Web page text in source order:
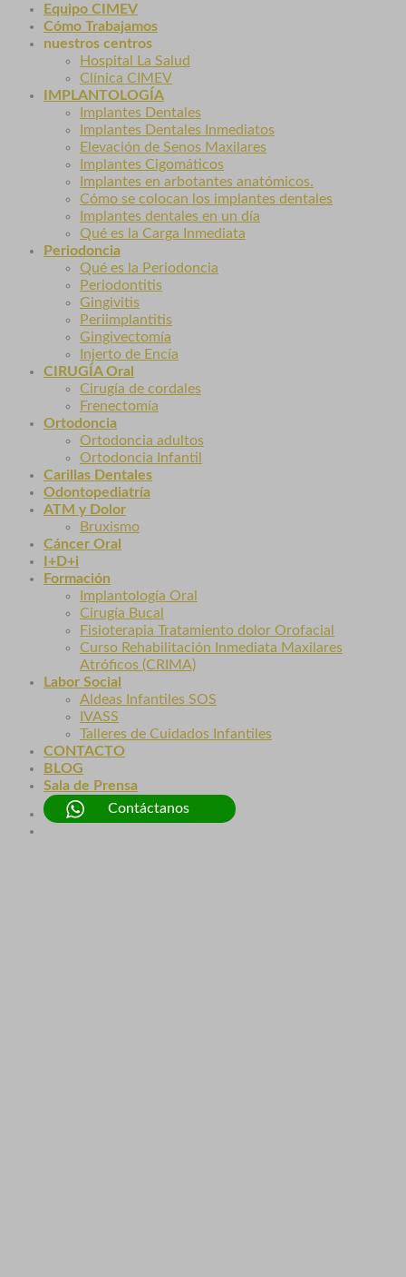
Equipo CIMEV
Cómo Trabajamos
nuestros centros
Hospital La Salud
Clínica CIMEV
IMPLANTOLOGÍA
Implantes Dentales
Implantes Dentales Inmediatos
Elevación de Senos Maxilares
Implantes Cigomáticos
Implantes en arbotantes anatómicos.
Cómo se colocan los implantes dentales
Implantes dentales en un día
Qué es la Carga Inmediata
Periodoncia
Qué es la Periodoncia
Periodontitis
Gingivitis
Periimplantitis
Gingivectomía
Injerto de Encía
CIRUGÍA Oral
Cirugía de cordales
Frenectomía
Ortodoncia
Ortodoncia adultos
Ortodoncia Infantil
Carillas Dentales
Odontopediatría
ATM y Dolor
Bruxismo
Cáncer Oral
I+D+i
Formación
Implantología Oral
Cirugía Bucal
Fisioterapia Tratamiento dolor Orofacial
Curso Rehabilitación Inmediata Maxilares
Atróficos (CRIMA)
Labor Social
Aldeas Infantiles SOS
IVASS
Talleres de Cuidados Infantiles
CONTACTO
BLOG
Sala de Prensa
Contáctanos